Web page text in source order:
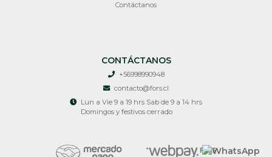
Contáctanos
CONTÁCTANOS
+56998990948
contacto@fors.cl
Lun a Vie 9 a 19 hrs Sab de 9 a 14 hrs
Domingos y festivos cerrado